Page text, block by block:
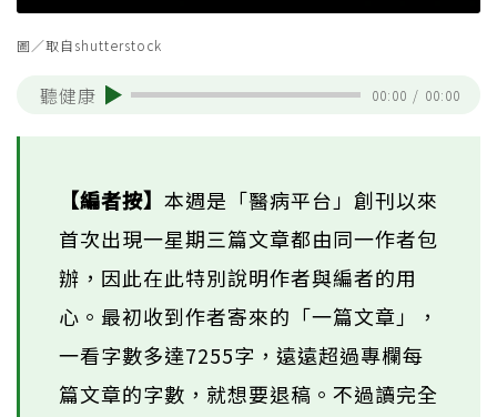
圖／取自shutterstock
聽健康 00:00 / 00:00
【編者按】 本週是「醫病平台」創刊以來
首次出現一星期三篇文章都由同一作者包
辦，因此在此特別說明作者與編者的用
心。最初收到作者寄來的「一篇文章」，
一看字數多達7255字，遠遠超過專欄每
篇文章的字數，就想要退稿。不過讀完全